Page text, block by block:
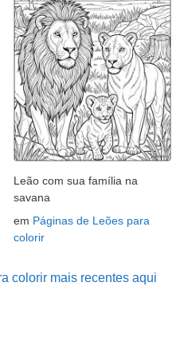
Leão com sua família na
savana
em Páginas de Leões para
colorir
colorir mais recentes aqui